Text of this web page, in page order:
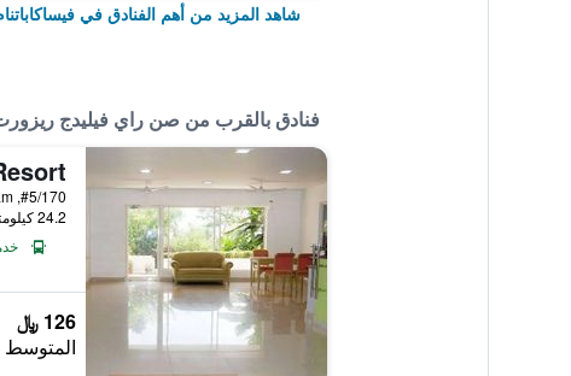
شاهد المزيد من أهم الفنادق في
فنادق بالقرب من صن راي فيليدج
24.2 كيلومتر عن وسط المدينة
126 ﷼
المتوسط